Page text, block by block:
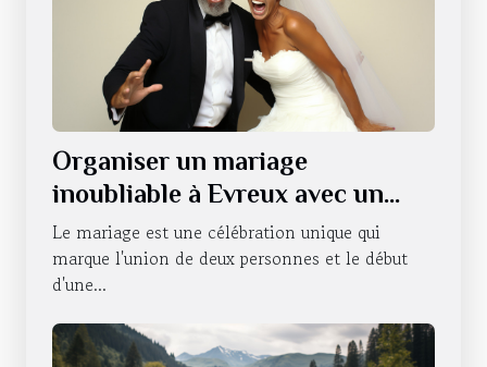
Organiser un mariage
inoubliable à Evreux avec un
photobooth
Le mariage est une célébration unique qui
marque l'union de deux personnes et le début
d'une...